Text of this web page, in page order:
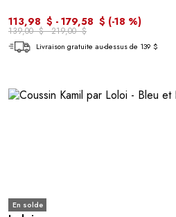
113,98 $ - 179,58 $ (-18 %)
139,00 $ - 219,00 $
Livraison gratuite au-dessus de 139 $
En solde